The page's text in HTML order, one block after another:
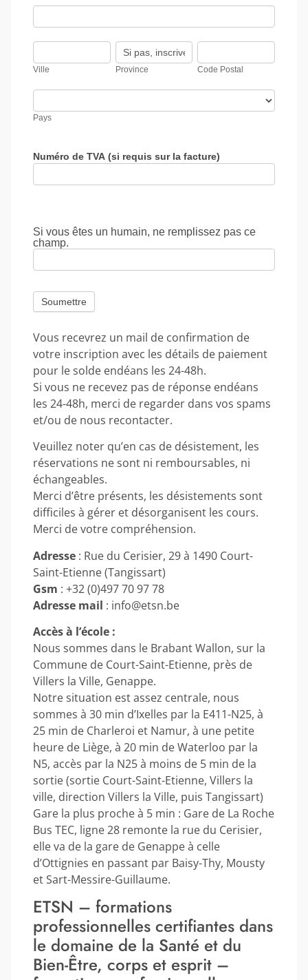
de
tous
les
Adresse
de
tous
les
champs
Ville
Ville
Province
Province
Code
Code Postal
Pays
Pays
Numéro de TVA (si requis sur la facture)
Si vous êtes un humain, ne remplissez pas ce
champ.
Vous recevrez un mail de confirmation de
votre inscription avec les détails de paiement
pour le solde endéans les 24-48h.
Si vous ne recevez pas de réponse endéans
les 24-48h, merci de regarder dans vos spams
et/ou de nous recontacter.
Veuillez noter qu’en cas de désistement, les
réservations ne sont ni remboursables, ni
échangeables.
Merci d’être présents, les désistements sont
difficiles à gérer et désorganisent les cours.
Merci de votre compréhension.
Adresse : Rue du Cerisier, 29 à 1490 Court-
Saint-Etienne (Tangissart)
Gsm : +32 (0)497 70 97 78
Adresse mail : info@etsn.be
Accès à l’école :
Nous sommes dans le Brabant Wallon, sur la
Commune de Court-Saint-Etienne, près de
Villers la Ville, Genappe.
Notre situation est assez centrale, nous
sommes à 30 min d’Ixelles par la E411-N25, à
25 min de Charleroi et Namur, à une petite
heure de Liège, à 20 min de Waterloo par la
N5, accès par la N25 à moins de 5 min de la
sortie (sortie Court-Saint-Etienne, Villers la
ville, direction Villers la Ville, puis Tangissart)
Gare la plus proche à 5 min : Gare de La Roche
Bus TEC, ligne 28 remonte la rue du Cerisier,
elle va de la gare de Genappe à celle
d’Ottignies en passant par Baisy-Thy, Mousty
et Sart-Messire-Guillaume.
ETSN – formations
professionnelles certifiantes dans
le domaine de la Santé et du
Bien-Être, corps et esprit –